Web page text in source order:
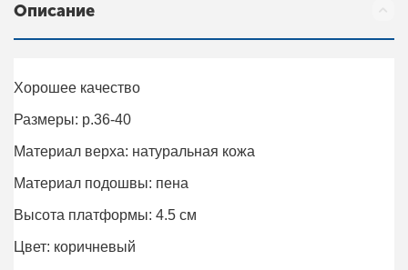
Описание
Хорошее качество
Размеры: р.36-40
Материал верха: натуральная кожа
Материал подошвы: пена
Высота платформы: 4.5 см
Цвет: коричневый